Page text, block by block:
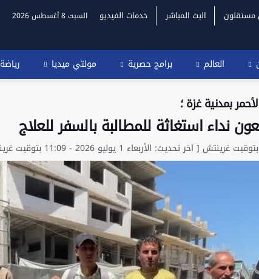
مستقلون البث المباشر خدمات الفيديو السبت 8 أغسطس 2026
العالم برامج حصرية مولتي ميديا رياضة
بمدنية غزة ؛
نداء استغاثة للمطالبة بالسفر للعلاج